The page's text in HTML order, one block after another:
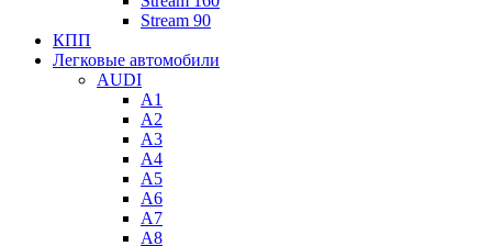
Stream 90
КПП
Легковые автомобили
AUDI
A1
A2
A3
A4
A5
A6
A7
A8